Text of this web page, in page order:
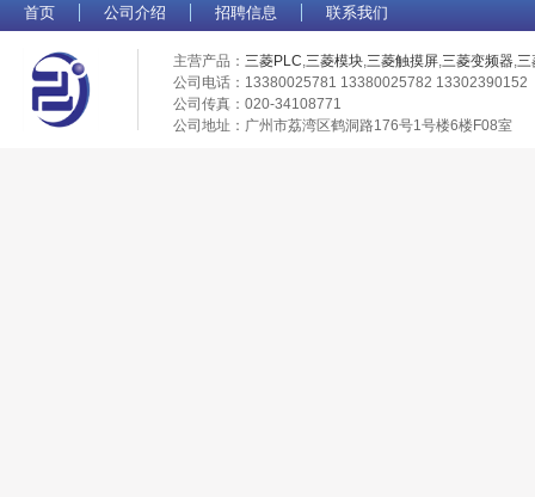
首页 公司介绍 招聘信息 联系我们
主营产品： 三菱PLC,三菱模块,三菱触摸屏,三菱变频器,三
公司电话：13380025781 13380025782 13302390152
公司传真：020-34108771
公司地址：广州市荔湾区鹤洞路176号1号楼6楼F08